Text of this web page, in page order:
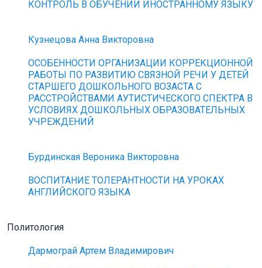
КОНТРОЛЬ В ОБУЧЕНИИ ИНОСТРАННОМУ ЯЗЫКУ
Кузнецова Анна Викторовна
ОСОБЕННОСТИ ОРГАНИЗАЦИИ КОРРЕКЦИОННОЙ
РАБОТЫ ПО РАЗВИТИЮ СВЯЗНОЙ РЕЧИ У ДЕТЕЙ
СТАРШЕГО ДОШКОЛЬНОГО ВОЗАСТА С
РАССТРОЙСТВАМИ АУТИСТИЧЕСКОГО СПЕКТРА В
УСЛОВИЯХ ДОШКОЛЬНЫХ ОБРАЗОВАТЕЛЬНЫХ
УЧРЕЖДЕНИЙ
Бурдинская Вероника Викторовна
ВОСПИТАНИЕ ТОЛЕРАНТНОСТИ НА УРОКАХ
АНГЛИЙСКОГО ЯЗЫКА
Политология
Дармограй Артем Владимирович